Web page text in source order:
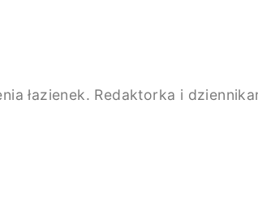
łazienek. Redaktorka i